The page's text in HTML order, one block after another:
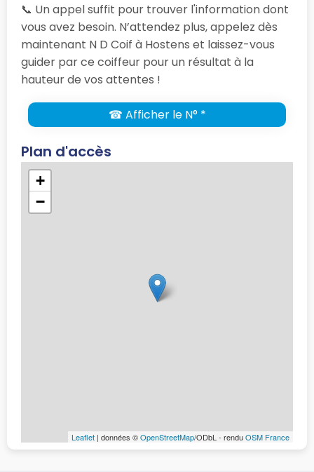
📞 Un appel suffit pour trouver l'information dont
vous avez besoin. N’attendez plus, appelez dès
maintenant N D Coif à Hostens et laissez-vous
guider par ce coiffeur pour un résultat à la
hauteur de vos attentes !
☎ Afficher le N° *
Plan d'accès
+
−
Leaflet | données ©OpenStreetMap/ODbL - renduOSM France